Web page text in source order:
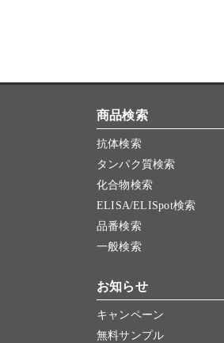
商品検索
抗体検索
タンパク質検索
化合物検索
ELISA/ELISpot検索
品番検索
一般検索
お知らせ
キャンペーン
無料サンプル